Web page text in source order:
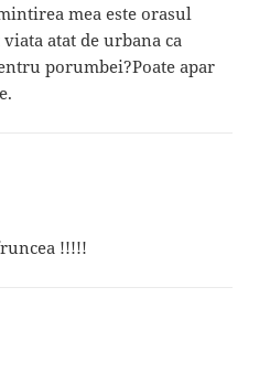
mea este orasul
atat de urbana ca
porumbei?Poate apar
!!!!!